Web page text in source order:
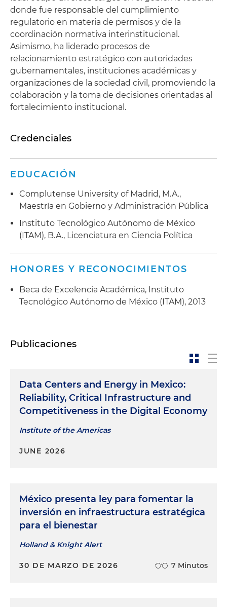
donde fue responsable del cumplimiento
regulatorio en materia de permisos y de la
coordinación normativa interinstitucional.
Asimismo, ha liderado procesos de
relacionamiento estratégico con autoridades
gubernamentales, instituciones académicas y
organizaciones de la sociedad civil, promoviendo la
colaboración y la toma de decisiones orientadas al
fortalecimiento institucional.
Credenciales
EDUCACIÓN
Complutense University of Madrid, M.A.,
Maestría en Gobierno y Administración Pública
Instituto Tecnológico Autónomo de México
(ITAM), B.A., Licenciatura en Ciencia Política
HONORES Y RECONOCIMIENTOS
Beca de Excelencia Académica, Instituto
Tecnológico Autónomo de México (ITAM), 2013
Publicaciones
Data Centers and Energy in Mexico:
Reliability, Critical Infrastructure and
Competitiveness in the Digital Economy
Institute of the Americas
JUNE 2026
México presenta ley para fomentar la
inversión en infraestructura estratégica
para el bienestar
Holland & Knight Alert
30 DE MARZO DE 2026 7 Minutos